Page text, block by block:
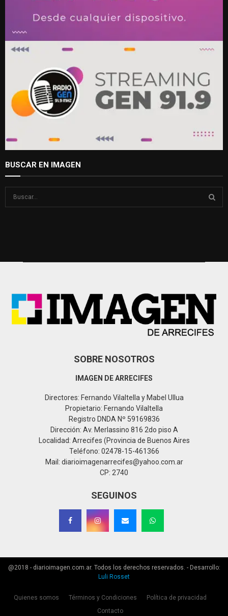
BUSCAR EN IMAGEN
SOBRE NOSOTROS
IMAGEN DE ARRECIFES
Directores: Fernando Vilaltella y Mabel Ullua
Propietario: Fernando Vilaltella
Registro DNDA Nº 59169836
Dirección: Av. Merlassino 816 2do piso A
Localidad: Arrecifes (Provincia de Buenos Aires
Teléfono: 02478-15-461366
Mail: diarioimagenarrecifes@yahoo.com.ar
CP: 2740
SEGUINOS
@2018 - diarioimagen.com.ar. Todos los derechos reservados. - Desarrollo:
Luli Rosset
Quienes somos Términos y Condiciones
Política de privacidad
Contacto